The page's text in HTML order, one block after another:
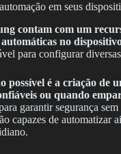
em seus
contam com um
no
para configurar
possível é a criação de
ou quando
garantir segurança
capazes de automatizar